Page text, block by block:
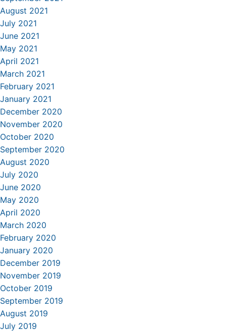
August 2021
July 2021
June 2021
May 2021
April 2021
March 2021
February 2021
January 2021
December 2020
November 2020
October 2020
September 2020
August 2020
July 2020
June 2020
May 2020
April 2020
March 2020
February 2020
January 2020
December 2019
November 2019
October 2019
September 2019
August 2019
July 2019